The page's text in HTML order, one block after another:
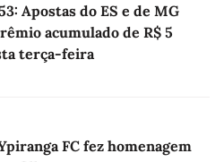
Apostas do ES e de MG
acumulado de R$ 5
terça-feira
FC fez homenagem